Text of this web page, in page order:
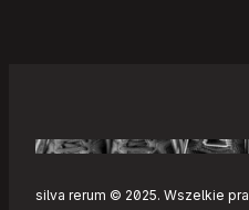
silva rerum © 2025. Wszelkie